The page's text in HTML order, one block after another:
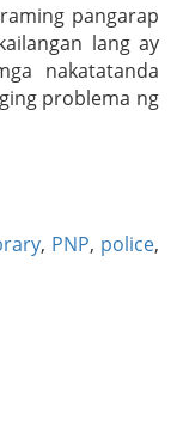
pangarap
lang ay
nakatatanda
problema ng
, PNP, police,